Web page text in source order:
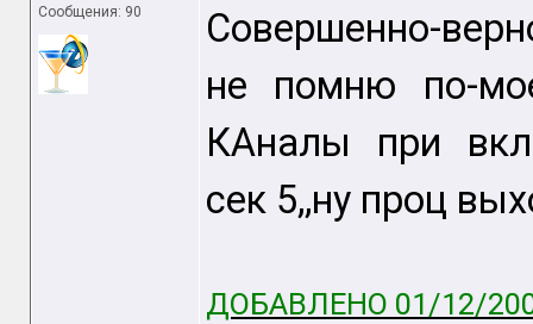
Сообщения: 90
Совершенно-
не помню по-
КАналы при
сек 5,,ну проц
ДОБАВЛЕНО 01/12/